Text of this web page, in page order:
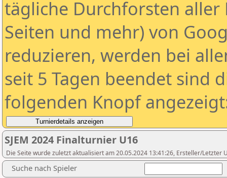
tägliche Durchforsten aller
Seiten und mehr) von
reduzieren, werden bei
seit 5 Tagen beendet sind
folgenden Knopf
SJEM 2024 Finalturnier U16
Die Seite wurde zuletzt aktualisiert am 20.05.2024 13:41:26, Ersteller/Letzter
Suche nach Spieler